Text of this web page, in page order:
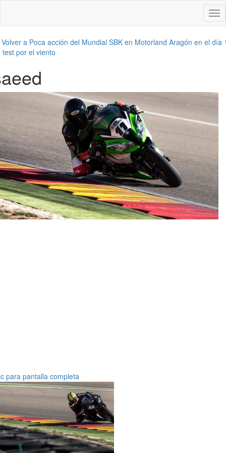
Volver a Poca acción del Mundial SBK en Motorland Aragón en el día
test por el viento
para pantalla completa